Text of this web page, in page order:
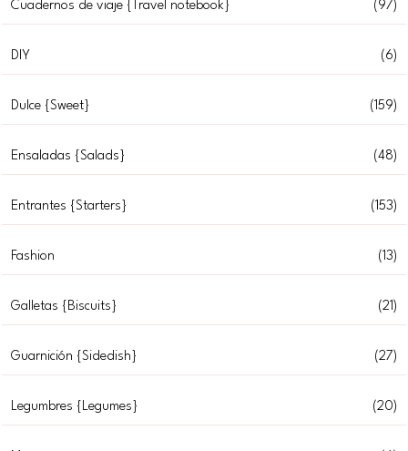
Cuadernos de viaje {Travel notebook} (97)
DIY (6)
Dulce {Sweet} (159)
Ensaladas {Salads} (48)
Entrantes {Starters} (153)
Fashion (13)
Galletas {Biscuits} (21)
Guarnición {Sidedish} (27)
Legumbres {Legumes} (20)